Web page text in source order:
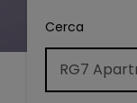
Cerca